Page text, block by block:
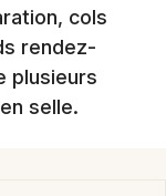
cols
rendez-
plusieurs
selle.